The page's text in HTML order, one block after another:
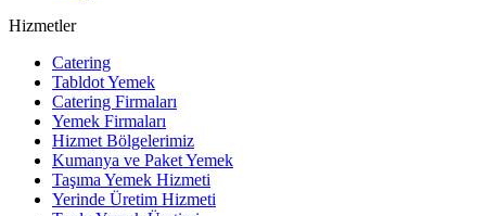
Hizmetler
Catering
Tabldot Yemek
Catering Firmaları
Yemek Firmaları
Hizmet Bölgelerimiz
Kumanya ve Paket Yemek
Taşıma Yemek Hizmeti
Yerinde Üretim Hizmeti